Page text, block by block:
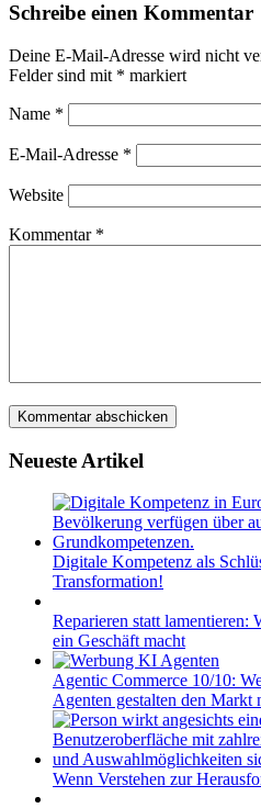
Schreibe einen Kommentar
Deine E-Mail-Adresse wird nicht
Felder sind mit * markiert
Name *
E-Mail-Adresse *
Website
Kommentar *
Neueste Artikel
Digitale Kompetenz als
Transformation!
Reparieren statt lamentieren:
ein Geschäft macht
Agentic Commerce 10/10:
Agenten gestalten den Markt
Wenn Verstehen zur